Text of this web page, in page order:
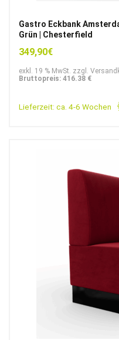
Gastro Eckbank
Grün | Chesterfield
349,90€
exkl. 19 % MwSt. zzgl.
Bruttopreis: 416.38 €
Lieferzeit: ca. 4-6 Wochen